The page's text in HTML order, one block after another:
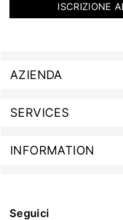
ISCRIZIONE
AZIENDA
SERVICES
INFORMATION
Seguici